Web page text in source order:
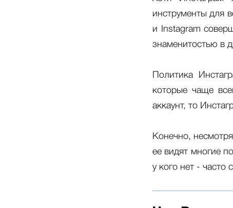
инструменты для
и Instagram
знаменитостью в
Политика
которые чаще
аккаунт, то
Конечно,
ее видят многие
у кого нет - часто